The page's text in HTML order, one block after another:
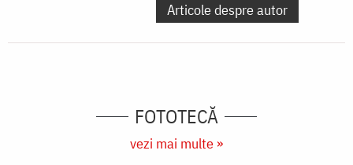
Articole despre autor
FOTOTECĂ
vezi mai multe »